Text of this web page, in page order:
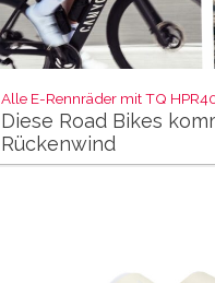
Alle E-Rennräder mit TQ
Diese Road Bikes
Rückenwind